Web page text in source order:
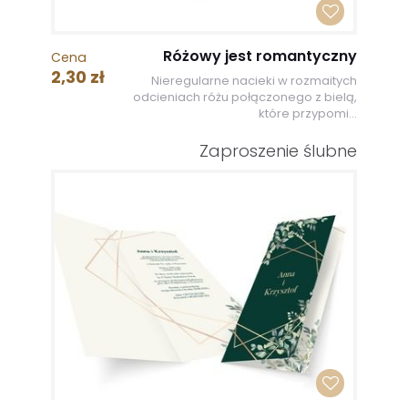
Cena
2,30 zł
Różowy jest romantyczny
Nieregularne nacieki w rozmaitych
odcieniach różu połączonego z bielą,
które przypomi...
Zaproszenie ślubne